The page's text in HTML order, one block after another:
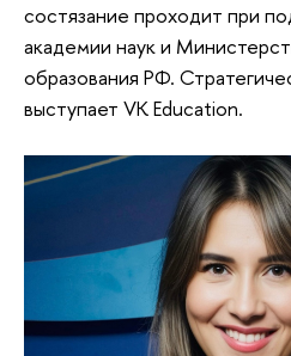
состязание проходит при
академии наук и
образования РФ.
выступает VK Education.